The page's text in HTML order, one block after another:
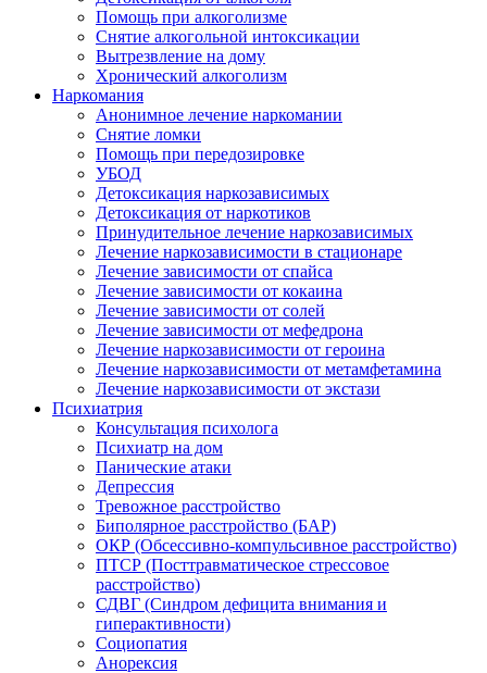
Помощь при алкоголизме
Снятие алкогольной интоксикации
Вытрезвление на дому
Хронический алкоголизм
Наркомания
Анонимное лечение наркомании
Снятие ломки
Помощь при передозировке
УБОД
Детоксикация наркозависимых
Детоксикация от наркотиков
Принудительное лечение наркозависимых
Лечение наркозависимости в стационаре
Лечение зависимости от спайса
Лечение зависимости от кокаина
Лечение зависимости от солей
Лечение зависимости от мефедрона
Лечение наркозависимости от героина
Лечение наркозависимости от метамфетамина
Лечение наркозависимости от экстази
Психиатрия
Консультация психолога
Психиатр на дом
Панические атаки
Депрессия
Тревожное расстройство
Биполярное расстройство (БАР)
ОКР (Обсессивно-компульсивное расстройство)
ПТСР (Посттравматическое стрессовое
расстройство)
СДВГ (Синдром дефицита внимания и
гиперактивности)
Социопатия
Анорексия